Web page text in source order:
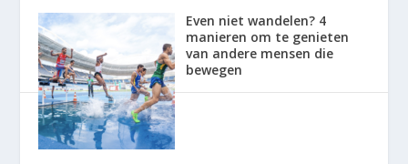
Even niet wandelen? 4
manieren om te genieten
van andere mensen die
bewegen